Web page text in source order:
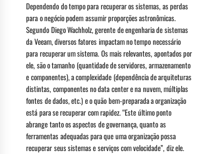
Dependendo do tempo para recuperar os sistemas, as perdas
para o negócio podem assumir proporções astronômicas.
Segundo Diego Wachholz, gerente de engenharia de sistemas
da Veeam, diversos fatores impactam no tempo necessário
para recuperar um sistema. Os mais relevantes, apontados por
ele, são o tamanho (quantidade de servidores, armazenamento
e componentes), a complexidade (dependência de arquiteturas
distintas, componentes no data center e na nuvem, múltiplas
fontes de dados, etc.) e o quão bem-preparada a organização
está para se recuperar com rapidez. “Este último ponto
abrange tanto os aspectos de governança, quanto as
ferramentas adequadas para que uma organização possa
recuperar seus sistemas e serviços com velocidade”, diz ele.